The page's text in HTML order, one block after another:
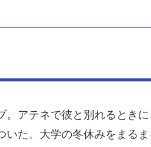
アテネで彼と別れるとき
た。大学の冬休みをまる